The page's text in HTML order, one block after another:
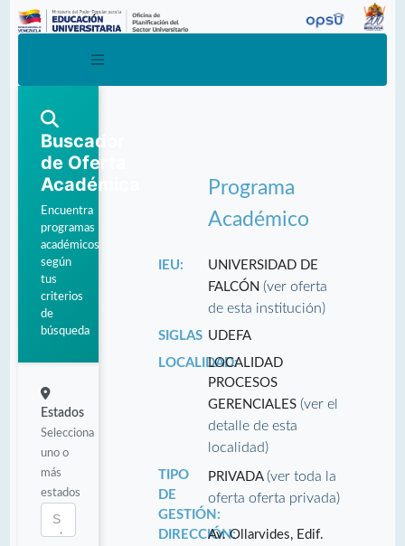
Buscador
de Oferta
Académica
Encuentra
programas
académicos
según
tus
criterios
de
búsqueda
Estados
Selecciona
uno o
más
estados
Programa
Académico
IEU:
UNIVERSIDAD DE
FALCÓN(ver oferta
de esta institución)
SIGLAS UDEFA
LOCALIDAD:LOCALIDAD
PROCESOS
GERENCIALES(ver el
detalle de esta
localidad)
TIPO
DE
GESTIÓN:
PRIVADA(ver toda la
oferta oferta privada)
DIRECCIÓN:Av. Ollarvides, Edif.